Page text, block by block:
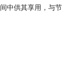
中供其享用，与节